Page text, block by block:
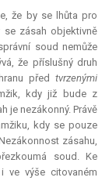
že by se lhůta pro
zásah objektivně
soud nemůže
že příslušný druh
před tvrzenými
kdy již bude z
je nezákonný. Právě
kdy se pouze
zásahu,
soud. Ke
ve výše citovaném